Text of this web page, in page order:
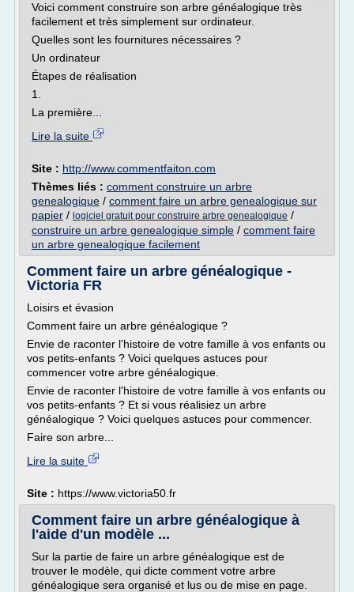
Voici comment construire son arbre généalogique très
facilement et très simplement sur ordinateur.
Quelles sont les fournitures nécessaires ?
Un ordinateur
Étapes de réalisation
1.
La première...
Lire la suite
Site : http://www.commentfaiton.com
Thèmes liés : comment construire un arbre
genealogique / comment faire un arbre genealogique sur
papier / logiciel gratuit pour construire arbre genealogique /
construire un arbre genealogique simple / comment faire
un arbre genealogique facilement
Comment faire un arbre généalogique -
Victoria FR
Loisirs et évasion
Comment faire un arbre généalogique ?
Envie de raconter l'histoire de votre famille à vos enfants ou
vos petits-enfants ? Voici quelques astuces pour
commencer votre arbre généalogique.
Envie de raconter l'histoire de votre famille à vos enfants ou
vos petits-enfants ? Et si vous réalisiez un arbre
généalogique ? Voici quelques astuces pour commencer.
Faire son arbre...
Lire la suite
Site : https://www.victoria50.fr
Comment faire un arbre généalogique à
l'aide d'un modèle ...
Sur la partie de faire un arbre généalogique est de
trouver le modèle, qui dicte comment votre arbre
généalogique sera organisé et lus ou de mise en page.